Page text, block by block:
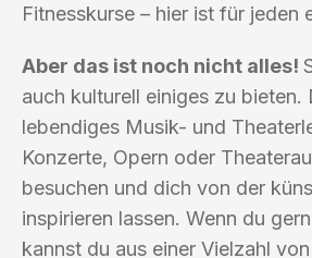
Fitnesskurse – hier ist für jeden
Aber das ist noch nicht alles!
auch kulturell einiges zu bieten.
lebendiges Musik- und
Konzerte, Opern oder
besuchen und dich von der
inspirieren lassen. Wenn du
kannst du aus einer Vielzahl